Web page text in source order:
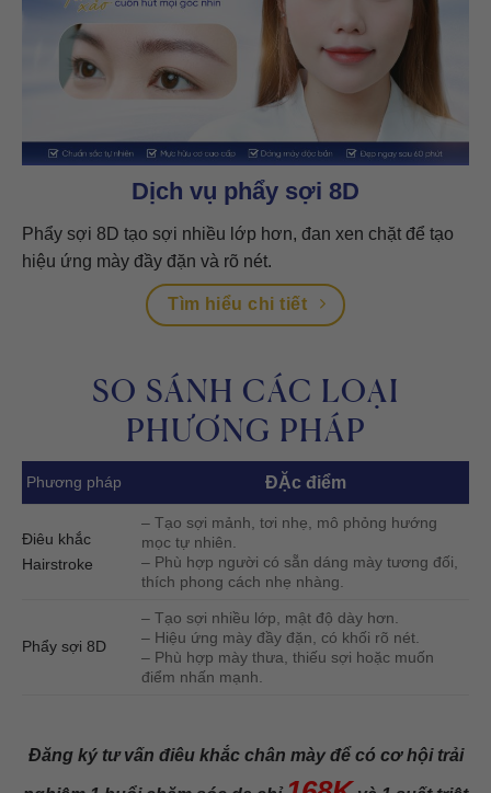
Dịch vụ phẩy sợi 8D
Phẩy sợi 8D tạo sợi nhiều lớp hơn, đan xen chặt để tạo
hiệu ứng mày đầy đặn và rõ nét.
Tìm hiểu chi tiết
SO SÁNH CÁC LOẠI
PHƯƠNG PHÁP
Phương pháp ĐẶc điểm
Điêu khắc
Hairstroke
– Tạo sợi mảnh, tơi nhẹ, mô phỏng hướng
mọc tự nhiên.
– Phù hợp người có sẵn dáng mày tương đối,
thích phong cách nhẹ nhàng.
Phẩy sợi 8D
– Tạo sợi nhiều lớp, mật độ dày hơn.
– Hiệu ứng mày đầy đặn, có khối rõ nét.
– Phù hợp mày thưa, thiếu sợi hoặc muốn
điểm nhấn mạnh.
Đăng ký tư vấn điêu khắc chân mày để có cơ hội trải